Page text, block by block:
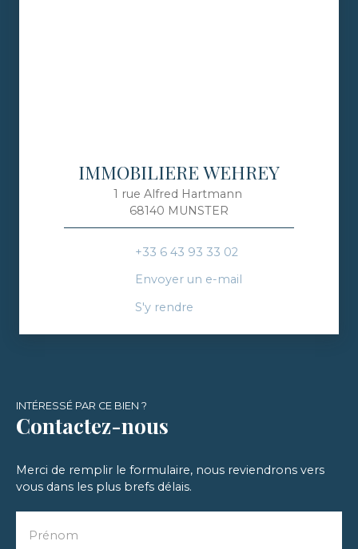
IMMOBILIERE WEHREY
1 rue Alfred Hartmann
68140 MUNSTER
+33 6 43 93 33 02
Envoyer un e-mail
S'y rendre
INTÉRESSÉ PAR CE BIEN ?
Contactez-nous
Merci de remplir le formulaire, nous reviendrons vers
vous dans les plus brefs délais.
Prénom